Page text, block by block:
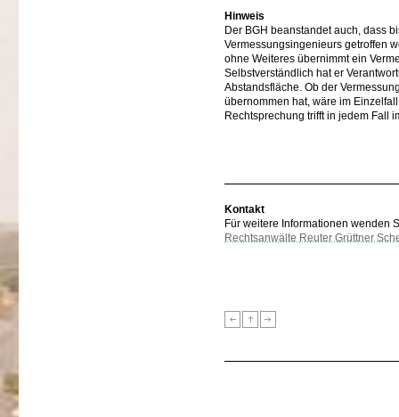
Hinweis
Der BGH beanstandet auch, dass
Vermessungsingenieurs getroffen
ohne Weiteres übernimmt ein
Selbstverständlich hat er
Abstandsfläche. Ob der
übernommen hat, wäre im
Rechtsprechung trifft in jedem Fall
Kontakt
Für weitere Informationen wenden
Rechtsanwälte Reuter Grüttner